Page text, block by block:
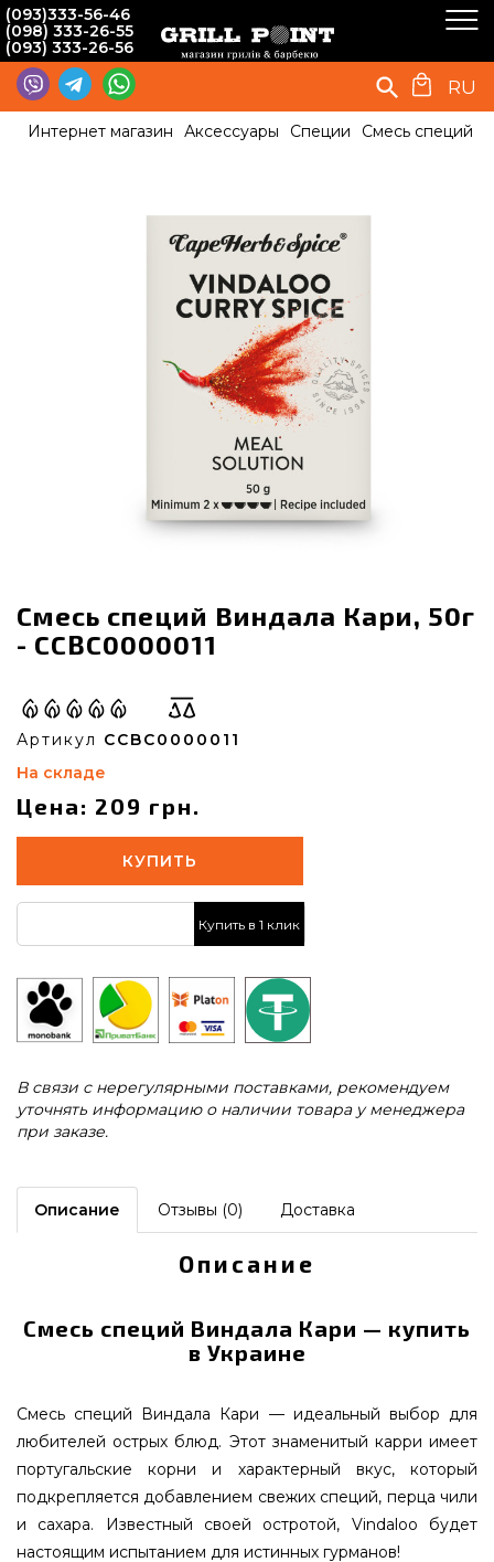
(093)333-56-46
(098) 333-26-55
(093) 333-26-56
RU
Интернет магазин Аксессуары Специи Смесь специй
Смесь специй Виндала Кари, 50г
- CCBC0000011
Артикул CCBC0000011
На складе
Цена: 209 грн.
КУПИТЬ
Купить в 1 клик
В связи с нерегулярными поставками, рекомендуем
уточнять информацию о наличии товара у менеджера
при заказе.
Описание Отзывы (0) Доставка
Описание
Смесь специй Виндала Кари — купить
в Украине
Смесь специй Виндала Кари — идеальный выбор для
любителей острых блюд. Этот знаменитый карри имеет
португальские корни и характерный вкус, который
подкрепляется добавлением свежих специй, перца чили
и сахара. Известный своей остротой, Vindaloo будет
настоящим испытанием для истинных гурманов!